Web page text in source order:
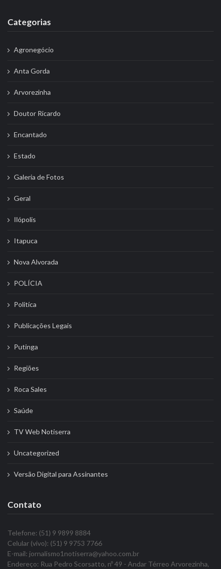
Categorias
Agronegócio
Anta Gorda
Arvorezinha
Doutor Ricardo
Encantado
Estado
Galeria de Fotos
Geral
Ilópolis
Itapuca
Nova Alvorada
POLÍCIA
Politíca
Publicações Legais
Putinga
Regiões
Roca Sales
Saúde
TV Web Notiserra
Uncategorized
Versão Digital para Assinantes
Contato
Telefone: (51) 9 9899 8884
Celular (vivo): (51) 9 9753 7766
E-mail: jornalismo1notiserra@yahoo.com.br
Endereço: Rua Pedro Scorsatto, nº 49 - Andar Térreo Arvorezinha,